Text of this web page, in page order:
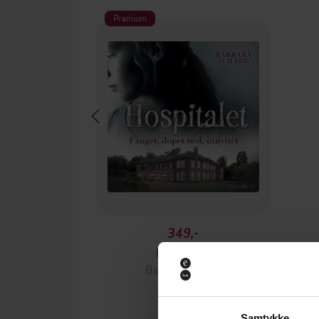
Premium
349,-
Hospitalet
Barbara O'Hare